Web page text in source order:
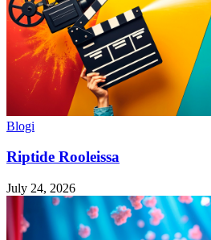
Blogi
Riptide Rooleissa
July 24, 2026